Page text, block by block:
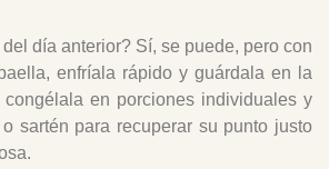
día anterior? Sí, se puede, pero con
enfríala rápido y guárdala en la
congélala en porciones individuales y
sartén para recuperar su punto justo